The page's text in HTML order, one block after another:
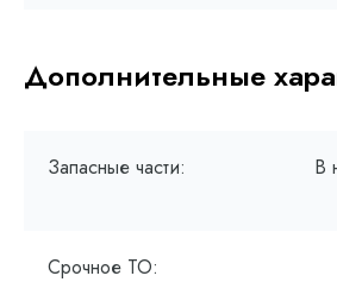
Дополнительные
Запасные части:
В
Срочное ТО: